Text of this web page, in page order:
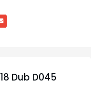
Dub D045